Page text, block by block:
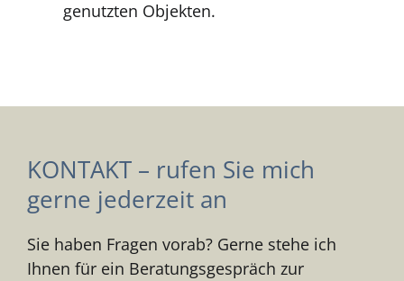
genutzten Objekten.
KONTAKT – rufen Sie mich
gerne jederzeit an
Sie haben Fragen vorab? Gerne stehe ich
Ihnen für ein Beratungsgespräch zur